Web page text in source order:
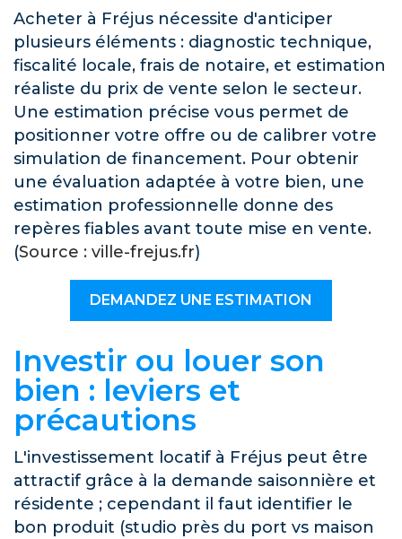
Acheter à Fréjus nécessite d'anticiper
plusieurs éléments : diagnostic technique,
fiscalité locale, frais de notaire, et estimation
réaliste du prix de vente selon le secteur.
Une estimation précise vous permet de
positionner votre offre ou de calibrer votre
simulation de financement. Pour obtenir
une évaluation adaptée à votre bien, une
estimation professionnelle donne des
repères fiables avant toute mise en vente.
(Source : ville-frejus.fr)
DEMANDEZ UNE ESTIMATION
Investir ou louer son
bien : leviers et
précautions
L'investissement locatif à Fréjus peut être
attractif grâce à la demande saisonnière et
résidente ; cependant il faut identifier le
bon produit (studio près du port vs maison